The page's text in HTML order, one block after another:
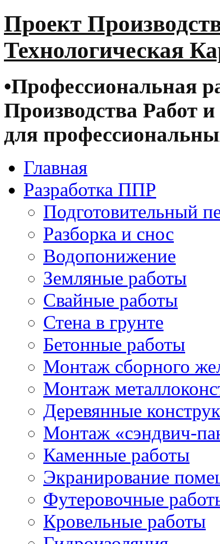
Проект
Технологическая
•Профессиональная
Производства Работ
для
Главная
Разработка ППР
Подготовительный
Разборка и снос
Водопонижение
Земляные работы
Свайные работы
Стена в грунте
Бетонные работы
Монтаж сборного
Монтаж
Деревянные
Монтаж «сэндвич-
Каменные работы
Экранирование
Футеровочные
Кровельные работы